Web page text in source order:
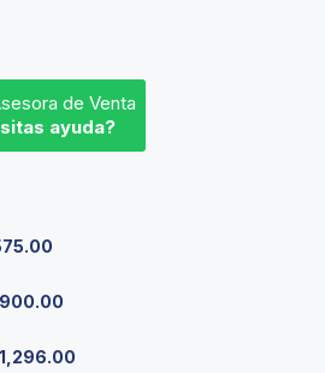
de Venta
ayuda?
900.00
1,296.00